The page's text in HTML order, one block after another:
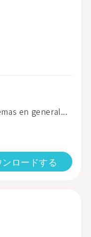
en general...
ロードする